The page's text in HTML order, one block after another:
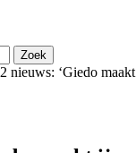
nieuws: ‘Giedo